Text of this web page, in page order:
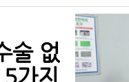
술 없
가지